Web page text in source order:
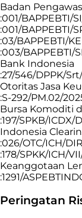
Badan
:001/BAPPEBTI/
:001/BAPPEBTI/
:03/BAPPEBTI/
:003/BAPPEBTI/
Bank Indonesia
:27/546/DPPK/
Otoritas Jasa
:S-292/PM.02/
Bursa Komoditi
:197/SPKB/ICDX/
Indonesia
:026/OTC/ICH/
:178/SPKK/ICH/
Keanggotaan
:1291/
Peringatan